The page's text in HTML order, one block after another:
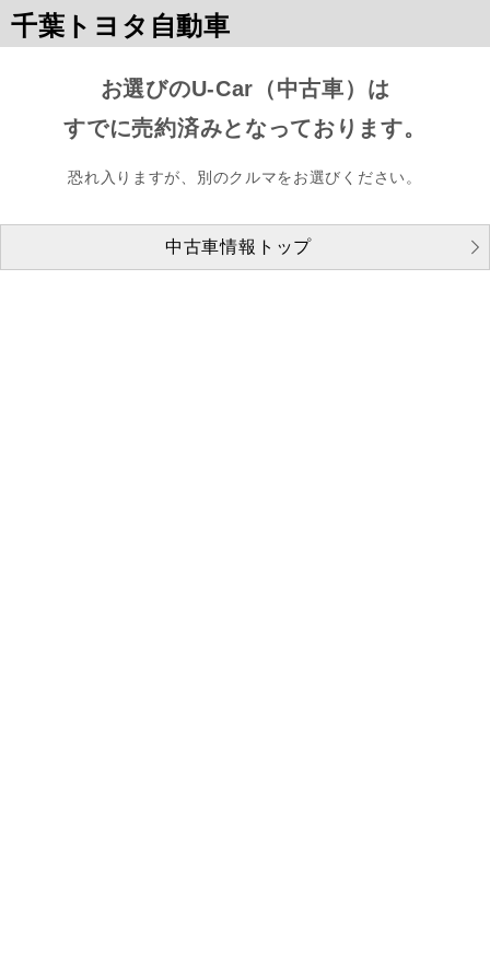
千葉トヨタ自動車
お選びのU-Car（中古車）は
すでに売約済みとなっております。
恐れ入りますが、別のクルマをお選びください。
中古車情報トップ